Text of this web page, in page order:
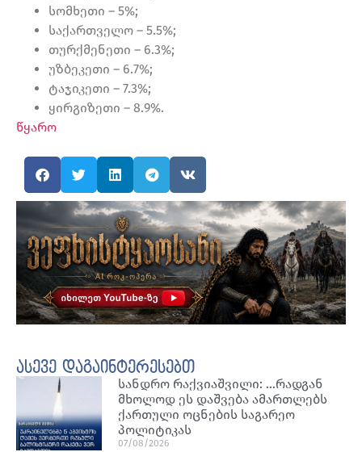
სომხეთი – 5%;
საქართველო – 5.5%;
თურქმენეთი – 6.3%;
უზბეკეთი – 6.7%;
ტაჯიკეთი – 7.3%;
ყირგიზეთი – 8.9%.
წყარო
ასევე დაგაინტერესებთ
სანდრო რაქვიაშვილი: …რადგან
მხოლოდ ეს დაშვება ამართლებს
ქართული ოცნების საგარეო
პოლიტიკას
07/08/2026